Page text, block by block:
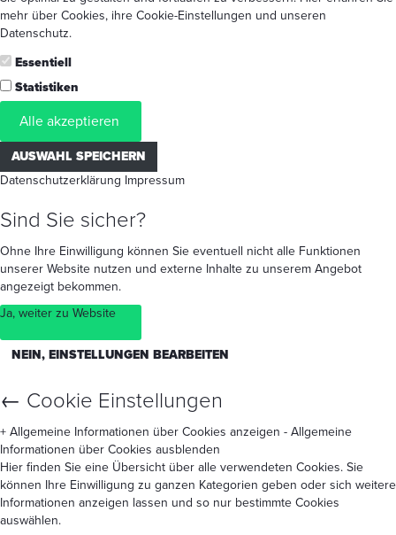
mehr über Cookies, ihre Cookie-Einstellungen und unseren
Datenschutz.
Essentiell
Statistiken
Alle akzeptieren
AUSWAHL SPEICHERN
Datenschutzerklärung Impressum
Sind Sie sicher?
Ohne Ihre Einwilligung können Sie eventuell nicht alle Funktionen
unserer Website nutzen und externe Inhalte zu unserem Angebot
angezeigt bekommen.
Ja, weiter zu Website
NEIN, EINSTELLUNGEN BEARBEITEN
← Cookie Einstellungen
+ Allgemeine Informationen über Cookies anzeigen - Allgemeine
Informationen über Cookies ausblenden
Hier finden Sie eine Übersicht über alle verwendeten Cookies. Sie
können Ihre Einwilligung zu ganzen Kategorien geben oder sich weitere
Informationen anzeigen lassen und so nur bestimmte Cookies
auswählen.